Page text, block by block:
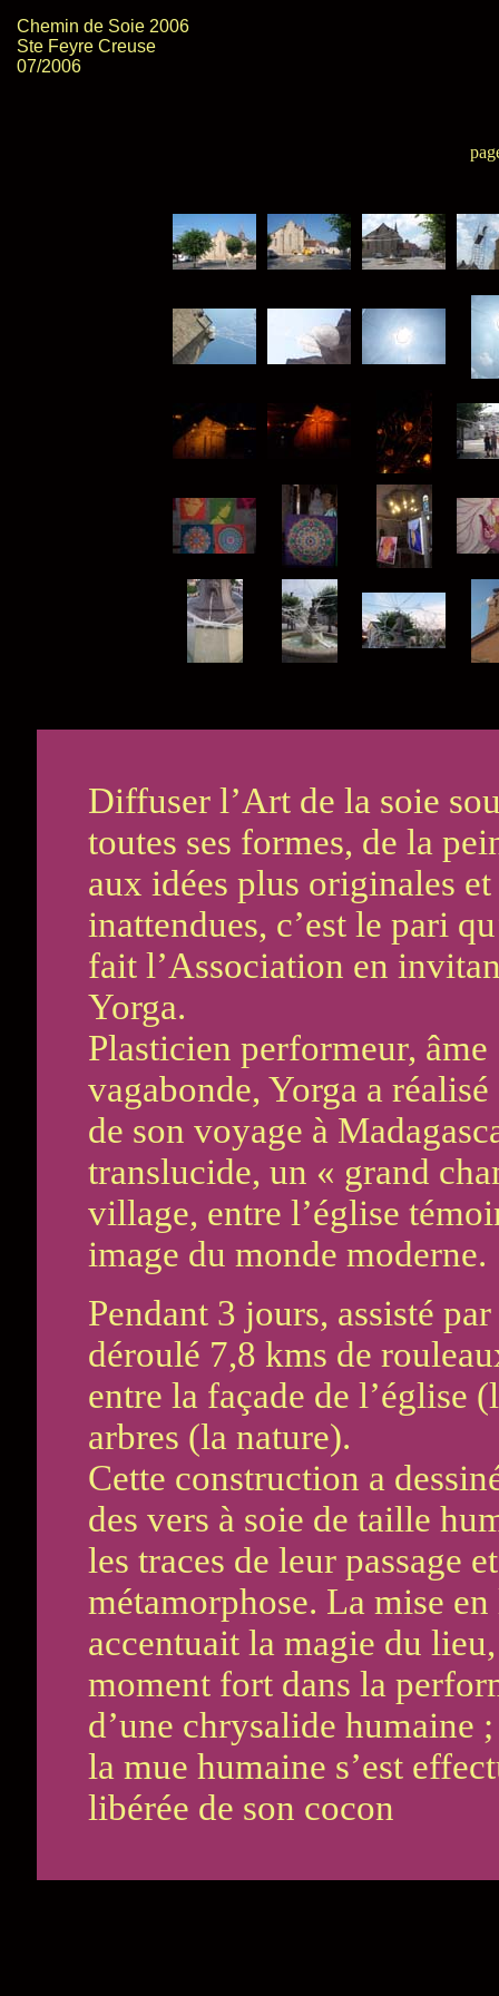
Chemin de Soie 2006
Ste Feyre Creuse
07/2006
Diffuser l’Art de la soie
toutes ses formes, de la
aux idées plus originales et
inattendues, c’est le pari
fait l’Association en
Yorga.
Plasticien performeur, âme
vagabonde, Yorga a
de son voyage à
translucide, un « grand
village, entre l’église
image du monde moderne.
Pendant 3 jours, assisté
déroulé 7,8 kms de
entre la façade de l’église
arbres (la nature).
Cette construction a
des vers à soie de taille
les traces de leur passage
métamorphose. La mise
accentuait la magie du
moment fort dans la
d’une chrysalide humaine
la mue humaine s’est
libérée de son cocon